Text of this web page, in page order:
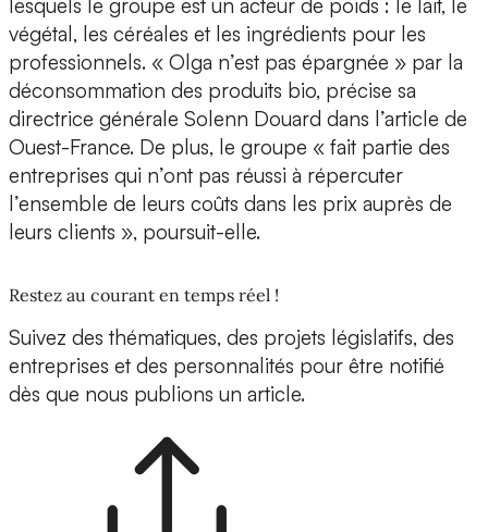
lesquels le groupe est un acteur de poids : le lait, le
végétal, les céréales et les ingrédients pour les
professionnels. « Olga n’est pas épargnée » par la
déconsommation des produits bio, précise sa
directrice générale Solenn Douard dans l’article de
Ouest-France. De plus, le groupe « fait partie des
entreprises qui n’ont pas réussi à répercuter
l’ensemble de leurs coûts dans les prix auprès de
leurs clients », poursuit-elle.
Restez au courant en temps réel !
Suivez des thématiques, des projets législatifs, des
entreprises et des personnalités pour être notifié
dès que nous publions un article.